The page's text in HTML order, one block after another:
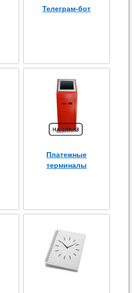
Телеграм-бот
Платежные
терминалы